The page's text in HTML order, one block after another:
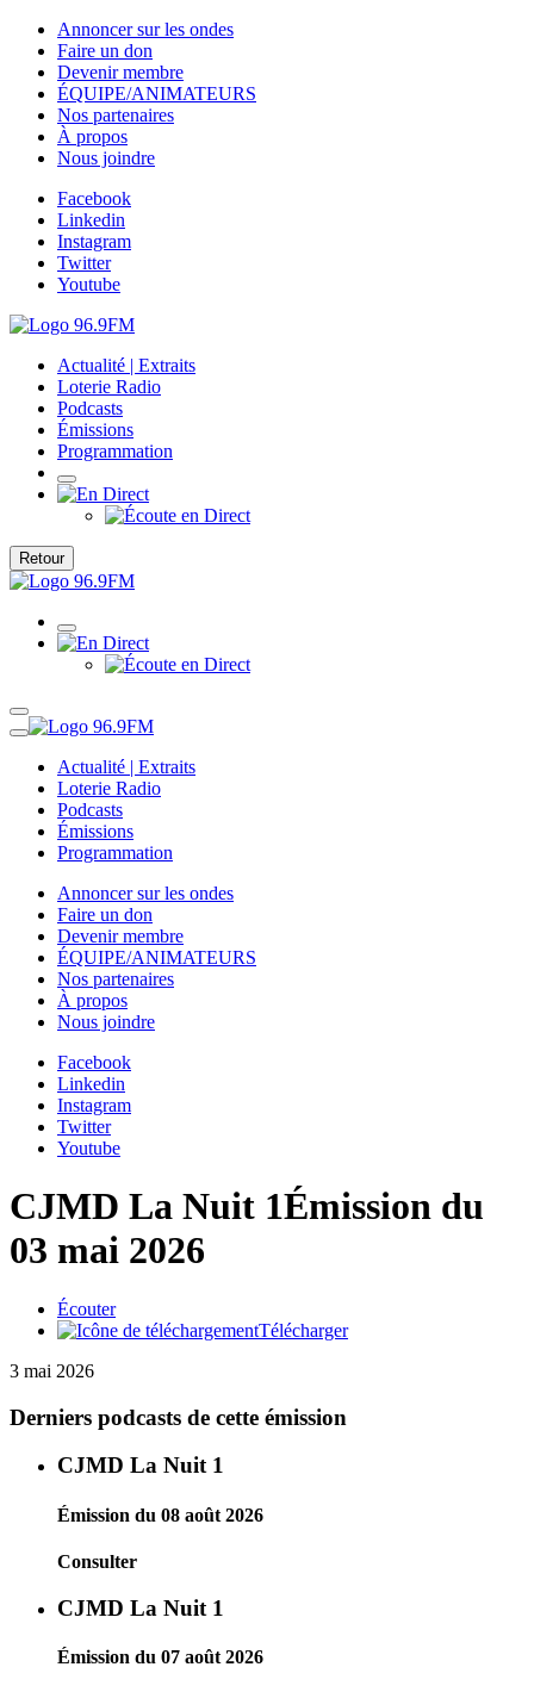
Annoncer sur les ondes
Faire un don
Devenir membre
ÉQUIPE/ANIMATEURS
Nos partenaires
À propos
Nous joindre
Facebook
Linkedin
Instagram
Twitter
Youtube
Actualité | Extraits
Loterie Radio
Podcasts
Émissions
Programmation
Retour
Actualité | Extraits
Loterie Radio
Podcasts
Émissions
Programmation
Annoncer sur les ondes
Faire un don
Devenir membre
ÉQUIPE/ANIMATEURS
Nos partenaires
À propos
Nous joindre
Facebook
Linkedin
Instagram
Twitter
Youtube
CJMD La Nuit 1Émission du
03 mai 2026
Écouter
Télécharger
3 mai 2026
Derniers podcasts de cette émission
CJMD La Nuit 1
Émission du 08 août 2026
Consulter
CJMD La Nuit 1
Émission du 07 août 2026